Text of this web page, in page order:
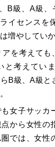
B級、A級、
イセンスを
増やしていか
を考えても
と考えてい
B級、A級と
女子サッカ
から女性の
では、女性